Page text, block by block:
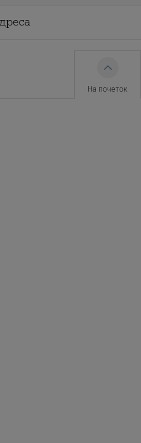
На почеток